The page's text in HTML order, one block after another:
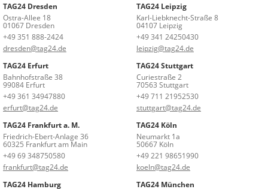
TAG24 Dresden
Ostra-Allee 18
01067 Dresden
+49 351 888-2424
dresden@tag24.de
TAG24 Leipzig
Karl-Liebknecht-Straße 8
04107 Leipzig
+49 341 24250430
leipzig@tag24.de
TAG24 Erfurt
Bahnhofstraße 38
99084 Erfurt
+49 361 34947880
erfurt@tag24.de
TAG24 Stuttgart
Curiestraße 2
70563 Stuttgart
+49 711 21952530
stuttgart@tag24.de
TAG24 Frankfurt a. M.
Friedrich-Ebert-Anlage 36
60325 Frankfurt am Main
+49 69 348750580
frankfurt@tag24.de
TAG24 Köln
Neumarkt 1a
50667 Köln
+49 221 98651990
koeln@tag24.de
TAG24 Hamburg
TAG24 München